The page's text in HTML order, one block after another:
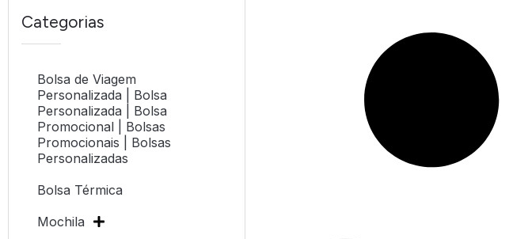
Categorias
Bolsa de Viagem
Personalizada | Bolsa
Personalizada | Bolsa
Promocional | Bolsas
Promocionais | Bolsas
Personalizadas
Bolsa Térmica
Mochila